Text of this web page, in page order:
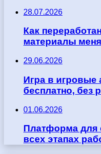
28.07.2026
Как
материалы
29.06.2026
Игра в
бесплатно, без
01.06.2026
Платформа для
всех этапах